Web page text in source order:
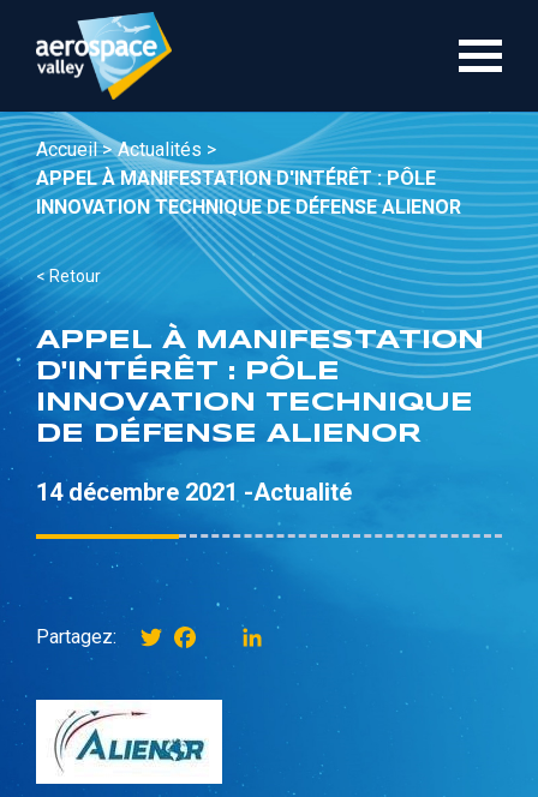
contenu
Accueil > Actualités >
APPEL À MANIFESTATION D'INTÉRÊT : PÔLE
INNOVATION TECHNIQUE DE DÉFENSE ALIENOR
< Retour
APPEL À MANIFESTATION
D'INTÉRÊT : PÔLE
INNOVATION TECHNIQUE
DE DÉFENSE ALIENOR
14 décembre 2021 -Actualité
Partagez: TwitterFacebook
instagramLinkedIn